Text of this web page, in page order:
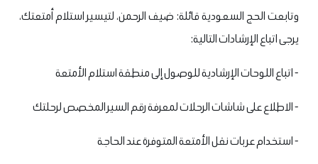
وتابعت الحج السعودية قائلة: ضيف الرحمن، لتيسير استلام أمتعتك،
يرجى اتباع الإرشادات التالية:
- اتباع اللوحات الإرشادية للوصول إلى منطقة استلام الأمتعة
- الاطلاع على شاشات الرحلات لمعرفة رقم السير المخصص لرحلتك
- استخدام عربات نقل الأمتعة المتوفرة عند الحاجة